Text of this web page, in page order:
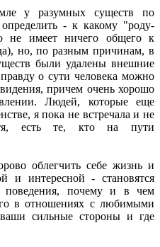
у разумных существ по
- к какому "роду-
не имеет ничего общего к
но, по разным причинам, в
были удалены внешние
о сути человека можно
причем очень хорошо
Людей, которые еще
я пока не встречала и не
есть те, кто на пути
облегчить себе жизнь и
и интересной - становятся
почему и в чем
в отношениях с любимыми
сильные стороны и где